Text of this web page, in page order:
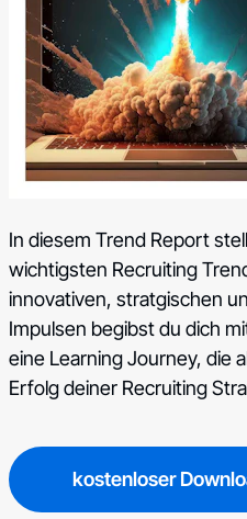
In diesem Trend Report
wichtigsten Recruiting
innovativen, stratgischen
Impulsen begibst du dich
eine Learning Journey, die
Erfolg deiner Recruiting
kostenloser